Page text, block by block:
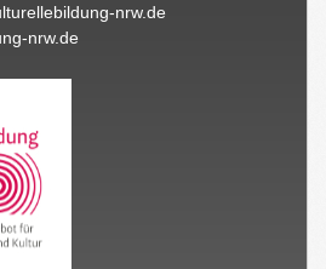
nrw.de
nrw.de